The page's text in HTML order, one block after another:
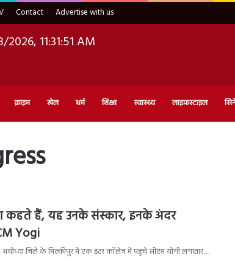
Contact Advertise with us
2026, 11:31:52 AM
क्राइम खेल धर्म शिक्षा स्वास्थ्य लाइफ़स्टाइल
कहते हैं, यह उनके संस्कार, इनके अंदर
Yogi
जिले के मिल्कीपुर में एक इंटर कॉलेज में पहुंचे सीएम योगी लगातार…